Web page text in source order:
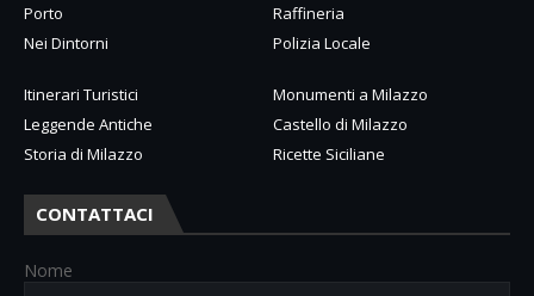
Porto
Raffineria
Nei Dintorni
Polizia Locale
Itinerari Turistici
Monumenti a Milazzo
Leggende Antiche
Castello di Milazzo
Storia di Milazzo
Ricette Siciliane
CONTATTACI
Nome